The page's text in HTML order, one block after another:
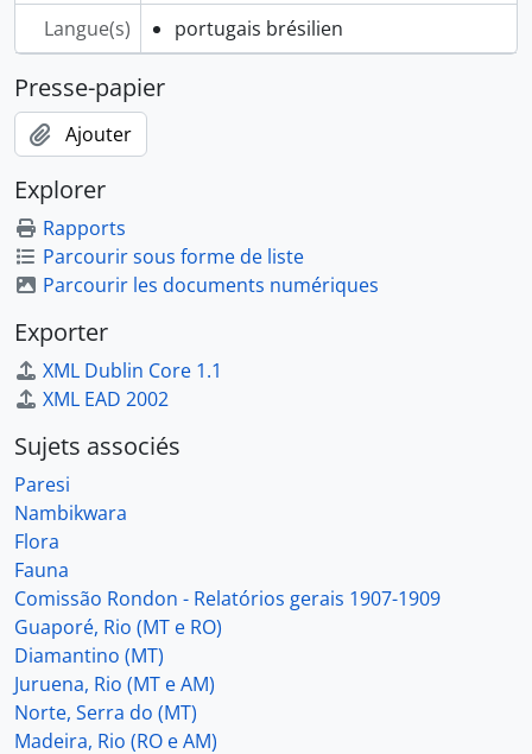
Langue(s) portugais brésilien
Presse-papier
Ajouter
Explorer
Rapports
Parcourir sous forme de liste
Parcourir les documents numériques
Exporter
XML Dublin Core 1.1
XML EAD 2002
Sujets associés
Paresi
Nambikwara
Flora
Fauna
Comissão Rondon - Relatórios gerais 1907-1909
Guaporé, Rio (MT e RO)
Diamantino (MT)
Juruena, Rio (MT e AM)
Norte, Serra do (MT)
Madeira, Rio (RO e AM)